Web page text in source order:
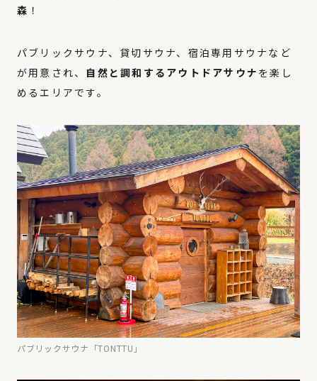
森 ！
パブリックサウナ、貸切サウナ、宿泊専用サウナなど
が用意され、 自然と調和するアウトドアサウナ を楽し
めるエリアです。
パブリックサウナ「TONTTU」